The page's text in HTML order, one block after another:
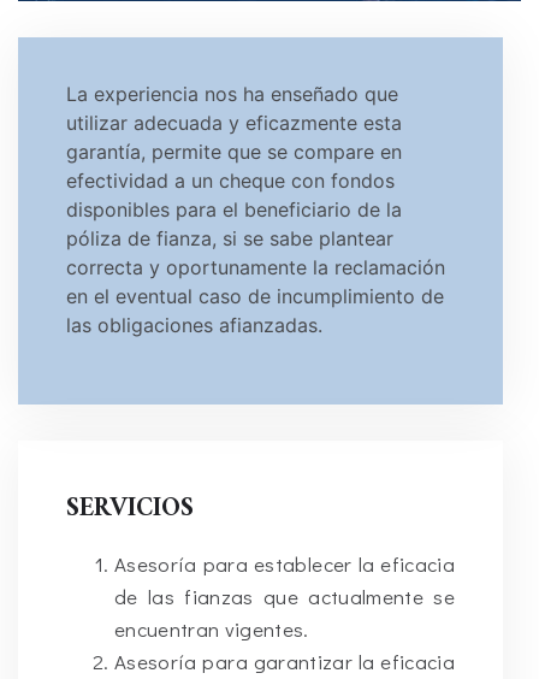
La experiencia nos ha enseñado que
utilizar adecuada y eficazmente esta
garantía, permite que se compare en
efectividad a un cheque con fondos
disponibles para el beneficiario de la
póliza de fianza, si se sabe plantear
correcta y oportunamente la reclamación
en el eventual caso de incumplimiento de
las obligaciones afianzadas.
SERVICIOS
Asesoría para establecer la eficacia
de las fianzas que actualmente se
encuentran vigentes.
Asesoría para garantizar la eficacia